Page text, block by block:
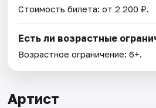
Стоимость билета: от 2 200 ₽.
Есть ли возрастные
Возрастное ограничение: 6+.
Артист